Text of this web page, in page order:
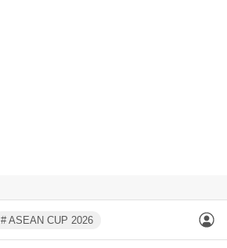
# ASEAN CUP 2026